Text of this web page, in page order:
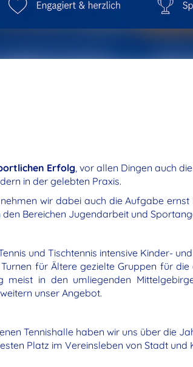
Erfolg, vor allen Dingen auch die
in der gelebten Praxis.
wir dabei auch die Aufgabe
Bereichen Jugendarbeit und
und Tischtennis intensive Kinder-
für Ältere gezielte Gruppen für
meist in den umliegenden
unser Angebot.
Tennishalle haben wir uns über die
Platz im Vereinsleben von Stadt und